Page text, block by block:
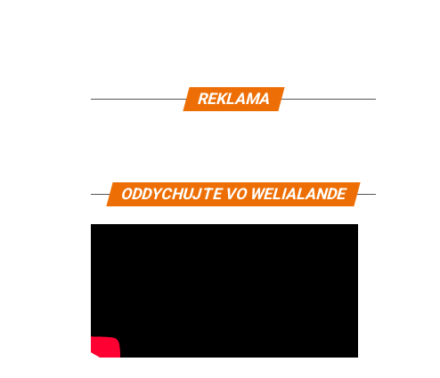
REKLAMA
ODDYCHUJTE VO WELIALANDE